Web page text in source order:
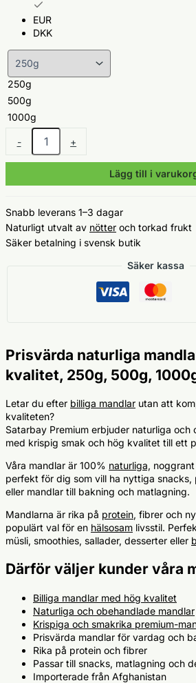
EUR
DKK
250g
500g
1000g
-
Mandlar
(Naturliga)
–
Premium
+
Lägg till i
Snabb leverans 1–3 dagar
Naturligt utvalt av nötter och torkad frukt
Säker betalning i svensk butik
Säker kassa
Prisvärda naturliga
kvalitet, 250g, 500g,
Letar du efter billiga mandlar utan att
kvaliteten?
Satarbay Premium erbjuder naturliga och
med krispig smak och hög kvalitet till ett
Våra mandlar är 100% naturliga,
perfekt för dig som vill ha nyttiga snacks,
eller mandlar till bakning och matlagning.
Mandlarna är rika på protein, fibrer och
populärt val för en hälsosam livsstil.
müsli, smoothies, sallader, desserter eller
Därför väljer kunder våra
Billiga mandlar med hög kvalitet
Naturliga och obehandlade mandlar
Krispiga och smakrika premium-
Prisvärda mandlar för vardag och
Rika på protein och fibrer
Passar till snacks, matlagning och
Importerade från Afghanistan